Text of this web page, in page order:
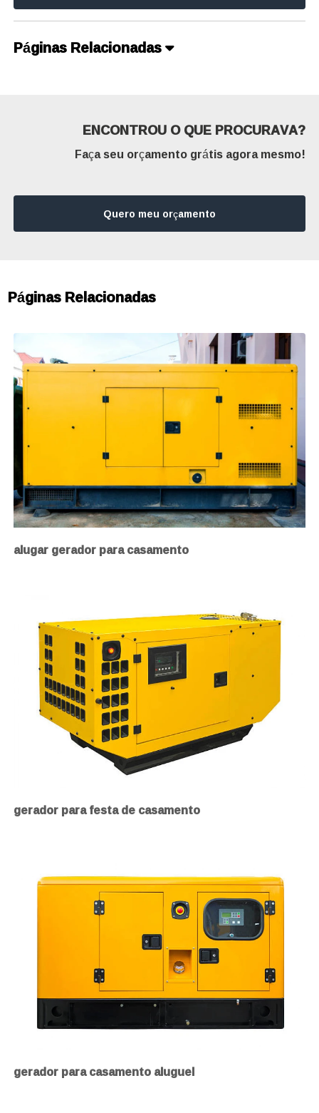
Páginas Relacionadas
ENCONTROU O QUE PROCURAVA?
Faça seu orçamento grátis agora mesmo!
Quero meu orçamento
Páginas Relacionadas
alugar gerador para casamento
gerador para festa de casamento
gerador para casamento aluguel